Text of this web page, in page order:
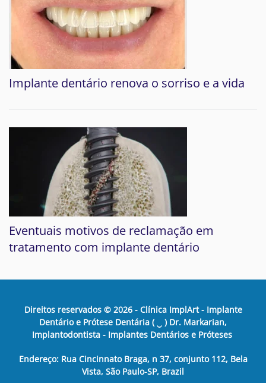
Implante dentário renova o sorriso e a vida
Eventuais motivos de reclamação em
tratamento com implante dentário
Direitos reservados © 2026- Clínica ImplArt - Implante
Dentário e Prótese Dentária ( ‿ ) Dr. Markarian,
Implantodontista - Implantes Dentários e Próteses
Endereço: Rua Cincinnato Braga, n 37, conjunto 112, Bela
Vista, São Paulo-SP, Brazil